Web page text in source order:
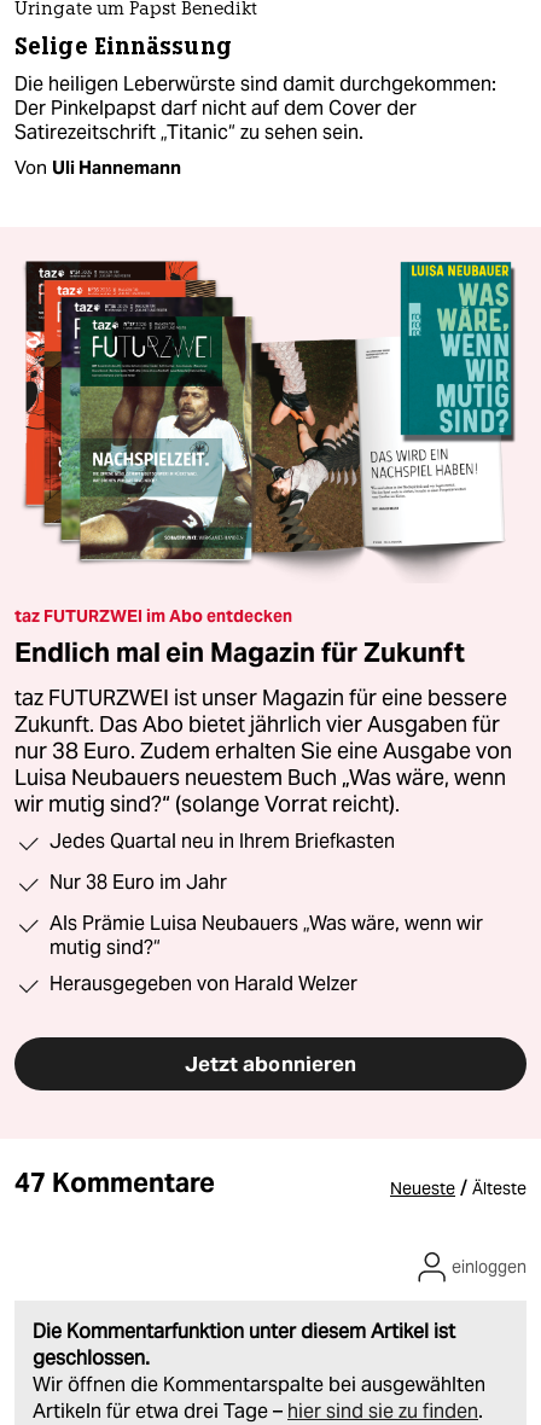
Uringate um Papst Benedikt
Selige Einnässung
Die heiligen Leberwürste sind damit durchgekommen:
Der Pinkelpapst darf nicht auf dem Cover der
Satirezeitschrift „Titanic“ zu sehen sein.
Von Uli Hannemann
taz FUTURZWEI im Abo entdecken
Endlich mal ein Magazin für Zukunft
taz FUTURZWEI ist unser Magazin für eine bessere
Zukunft. Das Abo bietet jährlich vier Ausgaben für
nur 38 Euro. Zudem erhalten Sie eine Ausgabe von
Luisa Neubauers neuestem Buch „Was wäre, wenn
wir mutig sind?“ (solange Vorrat reicht).
Jedes Quartal neu in Ihrem Briefkasten
Nur 38 Euro im Jahr
Als Prämie Luisa Neubauers „Was wäre, wenn wir
mutig sind?“
Herausgegeben von Harald Welzer
Jetzt abonnieren
47 Kommentare Neueste / Älteste
Die Kommentarfunktion unter diesem Artikel ist
geschlossen.
Wir öffnen die Kommentarspalte bei ausgewählten
Artikeln für etwa drei Tage – hier sind sie zu finden.
einloggen